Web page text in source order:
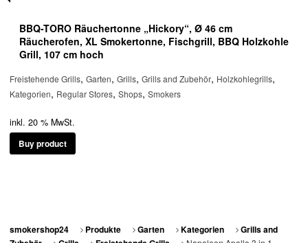
BBQ-TORO Räuchertonne „Hickory“, Ø 46 cm
Räucherofen, XL Smokertonne, Fischgrill, BBQ Holzkohle
Grill, 107 cm hoch
Freistehende Grills, Garten, Grills, Grills and Zubehör, Holzkohlegrills,
Kategorien, Regular Stores, Shops, Smokers
inkl. 20 % MwSt.
Buy product
smokershop24 Produkte Garten Kategorien
Grills and